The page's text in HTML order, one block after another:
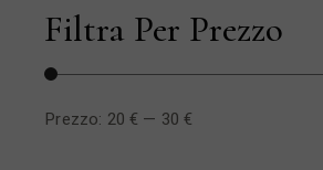
Filtra Per Prezzo
Prezzo: 20 € — 30 €